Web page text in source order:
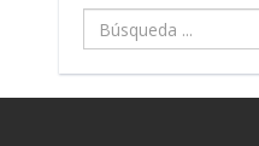
Búsqueda
...